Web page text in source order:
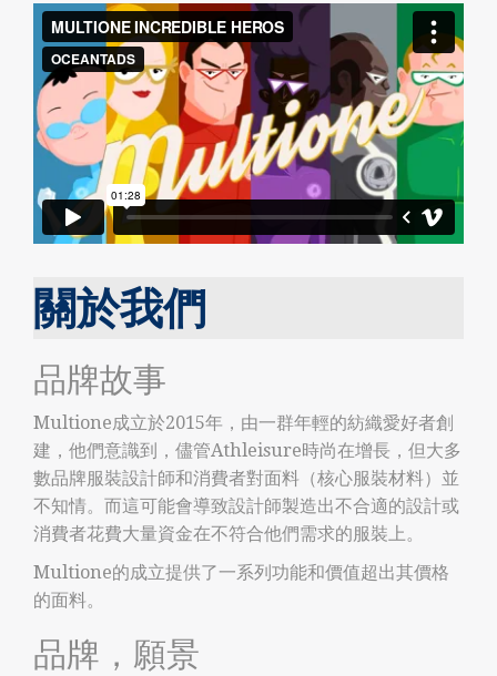
關於我們
品牌故事
Multione成立於2015年，由一群年輕的紡織愛好者創
建，他們意識到，儘管Athleisure時尚在增長，但大多
數品牌服裝設計師和消費者對面料（核心服裝材料）並
不知情。而這可能會導致設計師製造出不合適的設計或
消費者花費大量資金在不符合他們需求的服裝上。
Multione的成立提供了一系列功能和價值超出其價格
的面料。
品牌，願景